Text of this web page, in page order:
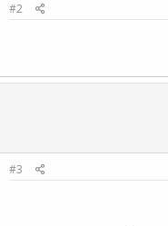
#2
#3